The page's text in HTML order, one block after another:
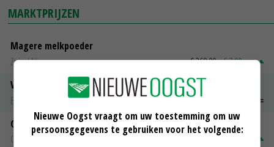
MARKTPRIJZEN
Magere melkpoeder
Zuivel NL
€ 269,00 € 7,00
Vleeskuikens 2001-2600 gr
Barneveld
€ 1,09
Gerst
Groningen
Nieuwe Oogst vraagt om uw toestemming om uw
persoonsgegevens te gebruiken voor het volgende: